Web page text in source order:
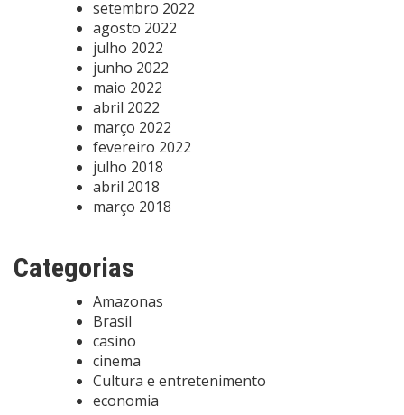
setembro 2022
agosto 2022
julho 2022
junho 2022
maio 2022
abril 2022
março 2022
fevereiro 2022
julho 2018
abril 2018
março 2018
Categorias
Amazonas
Brasil
casino
cinema
Cultura e entretenimento
economia